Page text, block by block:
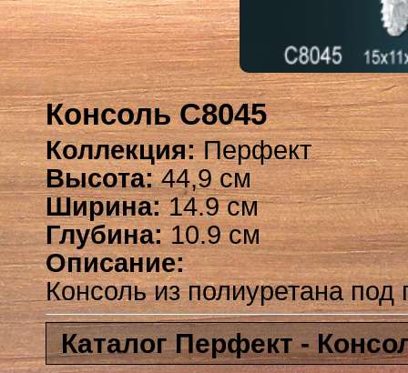
Консоль C8045
Коллекция:Перфект
Высота:44,9 см
Ширина:14.9 см
Глубина:10.9 см
Описание:
Консоль из полиуретана под
Каталог Перфект -